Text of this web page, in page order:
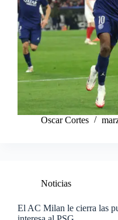
Oscar Cortes
Noticias
El AC Milan le cierra las